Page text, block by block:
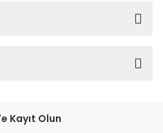
Kayıt Olun